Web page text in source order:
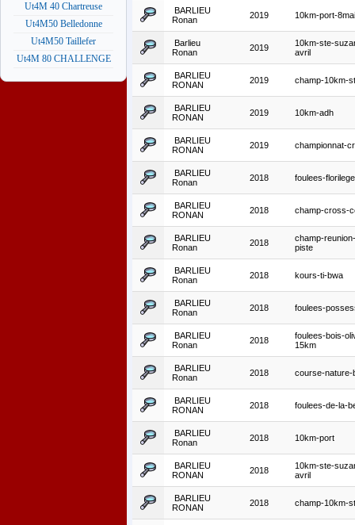
Ut4M 40 Chartreuse
Ut4M50 Belledonne
Ut4M50 Taillefer
Ut4M 80 CHALLENGE
BARLIEU
Ronan
2019 10km-port-8mai
Barlieu
Ronan
2019
10km-ste-
avril
BARLIEU
RONAN
2019 champ-10km-
BARLIEU
RONAN
2019 10km-adh
BARLIEU
RONAN
2019 championnat-
BARLIEU
Ronan
2018 foulees-
BARLIEU
RONAN
2018 champ-cross-
BARLIEU
Ronan
2018
champ-
piste
BARLIEU
Ronan
2018 kours-ti-bwa
BARLIEU
Ronan
2018 foulees-
BARLIEU
Ronan
2018
foulees-bois-
15km
BARLIEU
Ronan
2018 course-nature-
BARLIEU
RONAN
2018 foulees-de-la-
BARLIEU
Ronan
2018 10km-port
BARLIEU
RONAN
2018
10km-ste-
avril
BARLIEU
RONAN
2018 champ-10km-